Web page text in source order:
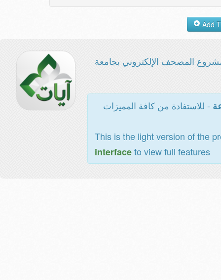
المصحف الإلكتروني بجامعة
- للاستفادة من كافة المميزات
This is the light version of the
interfaceto view full features